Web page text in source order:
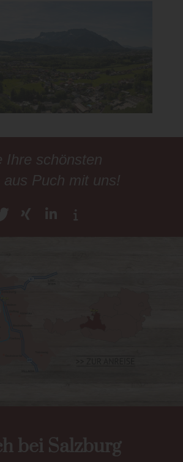
Ihre schönsten
aus Puch mit uns!
bei Salzburg